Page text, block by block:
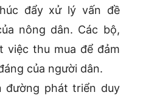
đẩy xử lý vấn đề
nông dân. Các bộ,
việc thu mua để đảm
của người dân.
đường phát triển duy